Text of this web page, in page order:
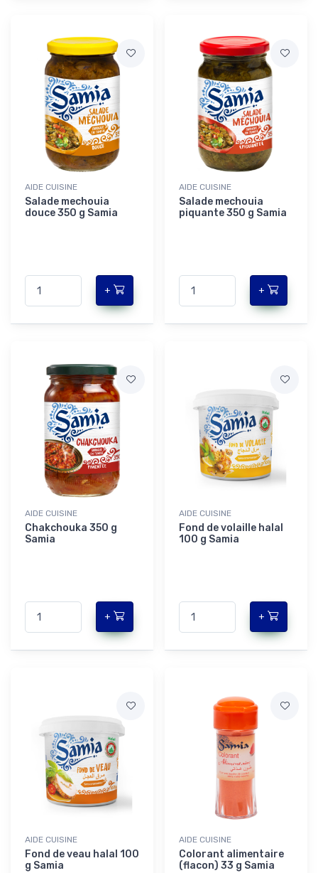
AIDE CUISINE
Salade mechouia
douce 350 g Samia
+
AIDE CUISINE
Salade mechouia
piquante 350 g Samia
+
AIDE CUISINE
Chakchouka 350 g
Samia
+
AIDE CUISINE
Fond de volaille halal
100 g Samia
+
AIDE CUISINE
Fond de veau halal 100
g Samia
AIDE CUISINE
Colorant alimentaire
(flacon) 33 g Samia